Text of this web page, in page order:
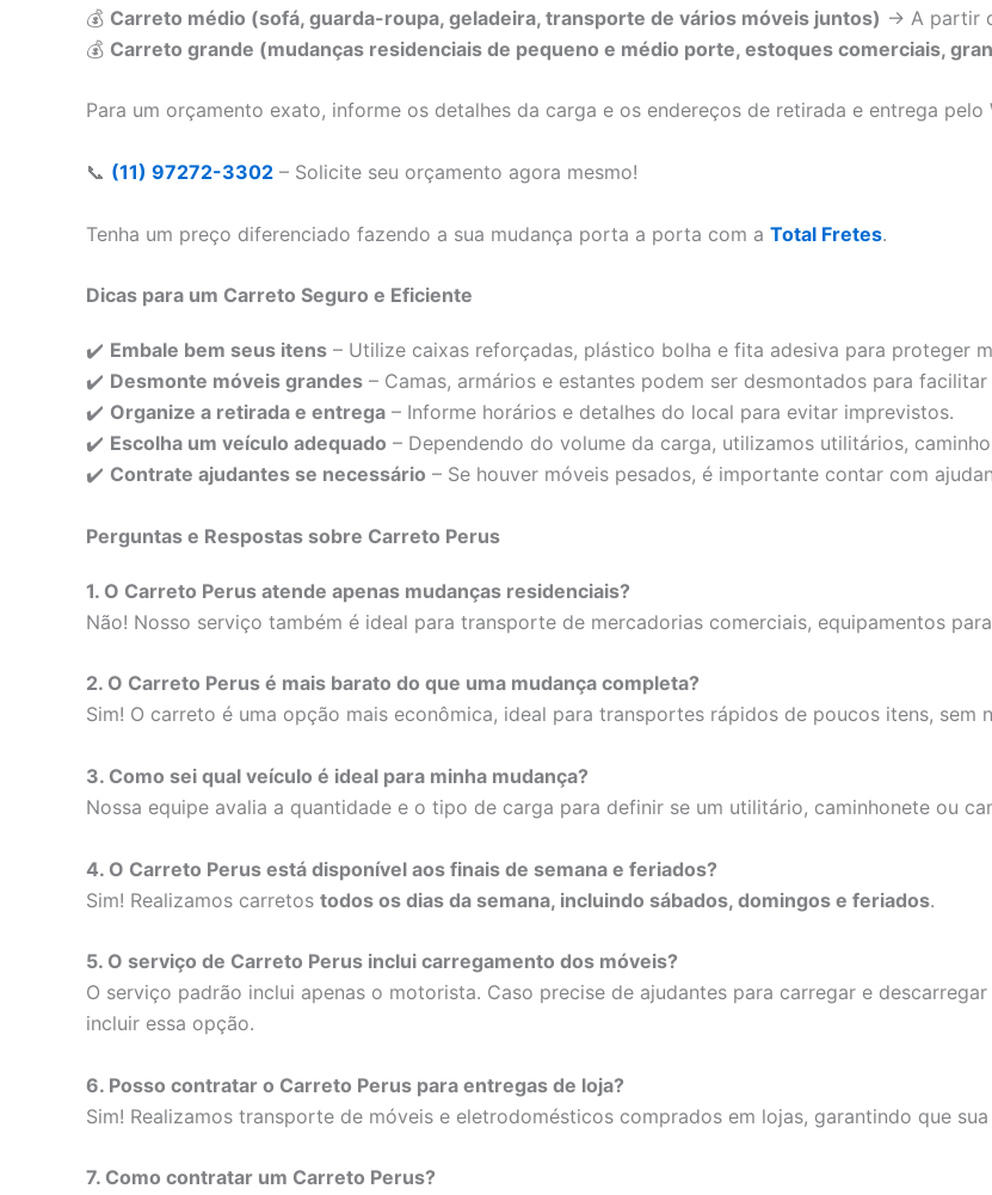
💰 Carreto médio (sofá, guarda-roupa, geladeira, transporte de vários móveis juntos) → A partir
💰 Carreto grande (mudanças residenciais de pequeno e médio porte, estoques comerciais,
Para um orçamento exato, informe os detalhes da carga e os endereços de retirada e entrega pelo
📞 (11) 97272-3302 – Solicite seu orçamento agora mesmo!
Tenha um preço diferenciado fazendo a sua mudança porta a porta com a Total Fretes.
Dicas para um Carreto Seguro e Eficiente
✔️ Embale bem seus itens – Utilize caixas reforçadas, plástico bolha e fita adesiva para proteger
✔️ Desmonte móveis grandes – Camas, armários e estantes podem ser desmontados para
✔️ Organize a retirada e entrega – Informe horários e detalhes do local para evitar imprevistos.
✔️ Escolha um veículo adequado – Dependendo do volume da carga, utilizamos utilitários,
✔️ Contrate ajudantes se necessário – Se houver móveis pesados, é importante contar com
Perguntas e Respostas sobre Carreto Perus
1. O Carreto Perus atende apenas mudanças residenciais?
Não! Nosso serviço também é ideal para transporte de mercadorias comerciais, equipamentos
2. O Carreto Perus é mais barato do que uma mudança completa?
Sim! O carreto é uma opção mais econômica, ideal para transportes rápidos de poucos itens, sem
3. Como sei qual veículo é ideal para minha mudança?
Nossa equipe avalia a quantidade e o tipo de carga para definir se um utilitário, caminhonete ou
4. O Carreto Perus está disponível aos finais de semana e feriados?
Sim! Realizamos carretos todos os dias da semana, incluindo sábados, domingos e feriados.
5. O serviço de Carreto Perus inclui carregamento dos móveis?
O serviço padrão inclui apenas o motorista. Caso precise de ajudantes para carregar e
incluir essa opção.
6. Posso contratar o Carreto Perus para entregas de loja?
Sim! Realizamos transporte de móveis e eletrodomésticos comprados em lojas, garantindo que
7. Como contratar um Carreto Perus?